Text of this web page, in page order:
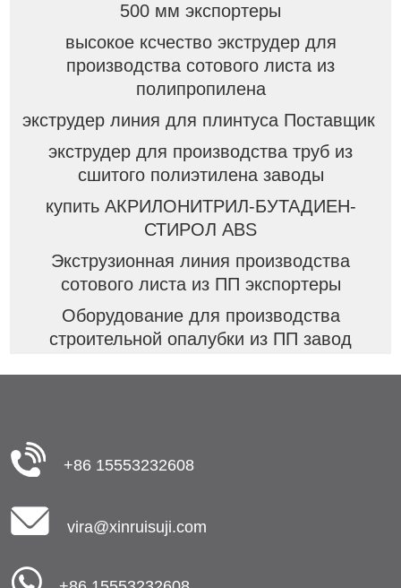
500 мм экспортеры
высокое ксчество экструдер для
производства сотового листа из
полипропилена
экструдер линия для плинтуса Поставщик
экструдер для производства труб из
сшитого полиэтилена заводы
купить АКРИЛОНИТРИЛ-БУТАДИЕН-
СТИРОЛ ABS
Экструзионная линия производства
сотового листа из ПП экспортеры
Оборудование для производства
строительной опалубки из ПП завод
+86 15553232608
vira@xinruisuji.com